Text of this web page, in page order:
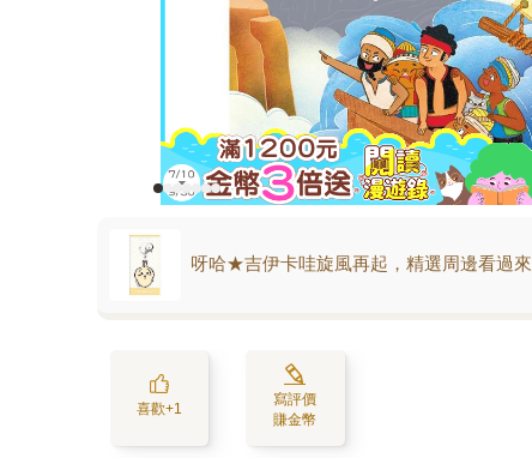
呀哈★吉伊卡哇旋風再起，精選周邊看過來
喜歡+1
寫評價
賺金幣